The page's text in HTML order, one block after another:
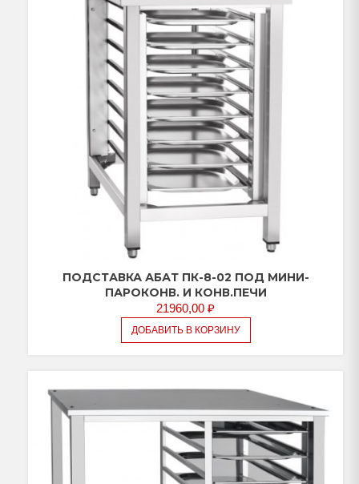
ПОДСТАВКА АБАТ ПК-8-02 ПОД МИНИ-
ПАРОКОНВ. И КОНВ.ПЕЧИ
21960,00 ₽
ДОБАВИТЬ В КОРЗИНУ